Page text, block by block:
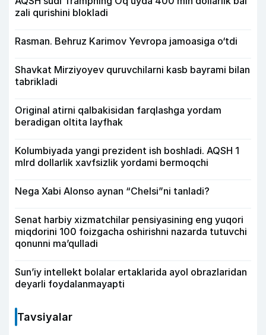
zali qurishini blokladi
Rasman. Behruz Karimov Yevropa jamoasiga o‘tdi
Shavkat Mirziyoyev quruvchilarni kasb bayrami bilan
tabrikladi
Original atirni qalbakisidan farqlashga yordam
beradigan oltita layfhak
Kolumbiyada yangi prezident ish boshladi. AQSH 1
mlrd dollarlik xavfsizlik yordami bermoqchi
Nega Xabi Alonso aynan “Chelsi”ni tanladi?
Senat harbiy xizmatchilar pensiyasining eng yuqori
miqdorini 100 foizgacha oshirishni nazarda tutuvchi
qonunni ma’qulladi
Sun’iy intellekt bolalar ertaklarida ayol obrazlaridan
deyarli foydalanmayapti
Tavsiyalar